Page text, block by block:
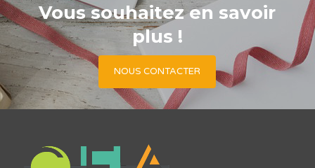
Vous souhaitez en savoir
plus !
NOUS CONTACTER